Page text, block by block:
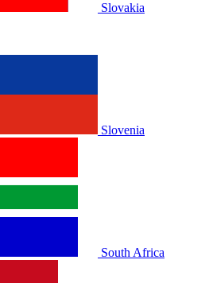
Slovakia
Slovenia
South Africa